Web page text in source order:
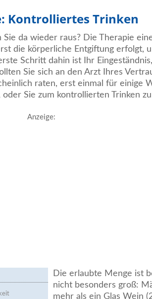
Kontrolliertes Trinken
Sie da wieder raus? Die Therapie
die körperliche Entgiftung erfolgt,
Schritt dahin ist Ihr
Sie sich an den Arzt Ihres
raten, erst einmal für einige
oder Sie zum kontrollierten Trinken
Anzeige:
Die erlaubte Menge ist
nicht besonders groß:
mehr als ein Glas Wein